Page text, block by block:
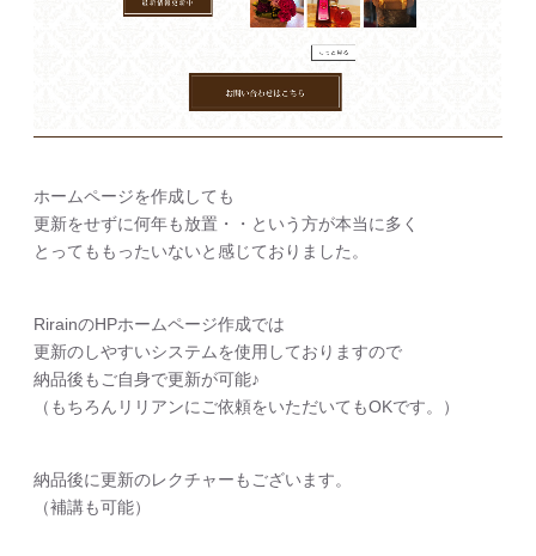
ホームページを作成しても
更新をせずに何年も放置・・という方が本当に多く
とってももったいないと感じておりました。
RirainのHPホームページ作成では
更新のしやすいシステムを使用しておりますので
納品後もご自身で更新が可能♪
（もちろんリリアンにご依頼をいただいてもOKです。）
納品後に更新のレクチャーもございます。
（補講も可能）